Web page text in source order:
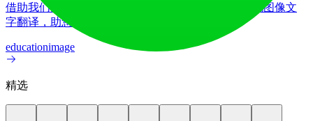
借助我们先进的AI图像翻译器，在70多种语言间实现图像文
字翻译，助您将产品更好地推向全球各国市场。
educationimage
精选